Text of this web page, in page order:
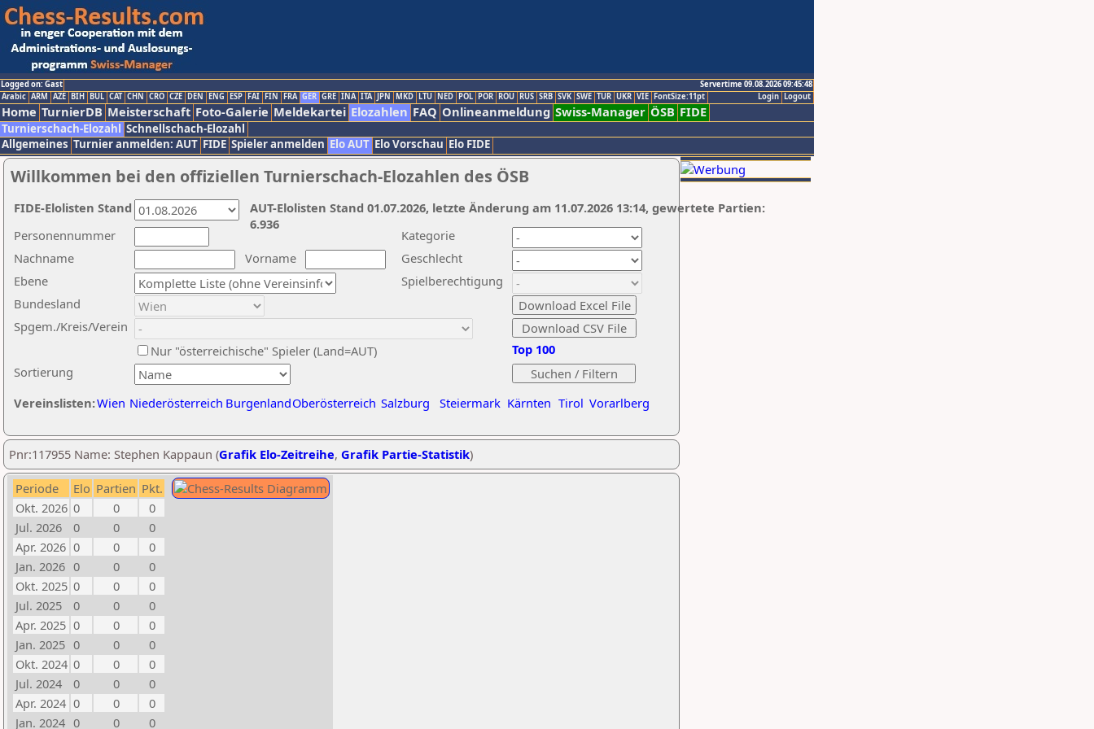
Logged on: Gast
Servertime 09.08.2026 09:45:48
Logout
Login
Arabic ARM AZE BIH BUL CAT CHN CRO CZE DEN ENG ESP FAI FIN FRA GER GRE INA ITA JPN MKD LTU NED POL POR ROU RUS SRB SVK SWE TUR UKR VIE FontSize:11pt
Home TurnierDB Meisterschaft Foto-Galerie Meldekartei Elozahlen FAQ Onlineanmeldung Swiss-Manager ÖSB FIDE
Turnierschach-Elozahl Schnellschach-Elozahl
Allgemeines Turnier anmelden: AUT FIDE Spieler anmelden Elo AUT Elo Vorschau Elo FIDE
Willkommen bei den offiziellen Turnierschach-Elozahlen des ÖSB
Nachname
Vorname
Ebene
Kategorie
Sortierung
Personennummer
Bundesland
Spgem./Kreis/Verein
Geschlecht
Nur "österreichische" Spieler (Land=AUT)
Spielberechtigung
Vereinslisten:Wien Niederösterreich BurgenlandOberösterreich Salzburg Steiermark Kärnten Tirol Vorarlberg
Top 100
AUT-Elolisten Stand 01.07.2026, letzte Änderung am 11.07.2026 13:14, gewertete Partien:
6.936
FIDE-Elolisten Stand
Pnr:117955 Name: Stephen Kappaun (Grafik Elo-Zeitreihe, Grafik Partie-Statistik)
Periode Elo Partien Pkt.
Okt. 2026 0 0
0
Jul. 2026
0 0
0
Apr. 2026 0 0
0
Jan. 2026 0 0
0
Okt. 2025 0 0
0
Jul. 2025
0 0
0
Apr. 2025 0 0
0
Jan. 2025 0 0
0
Okt. 2024 0 0
0
Jul. 2024
0 0
0
Apr. 2024 0 0
0
Jan. 2024 0 0 0